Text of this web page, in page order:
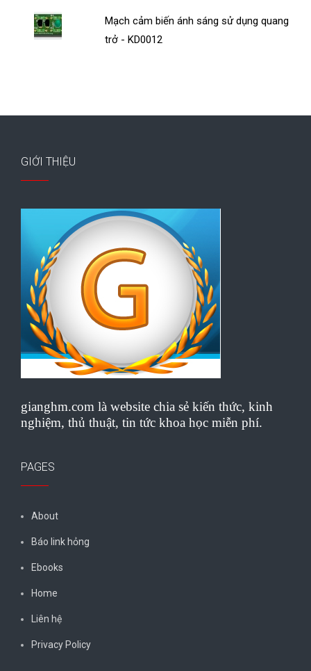
Mạch cảm biến ánh sáng sử dụng quang
trở - KD0012
GIỚI THIỆU
gianghm.com là website chia sẻ kiến thức, kinh
nghiệm, thủ thuật, tin tức khoa học miễn phí.
PAGES
About
Báo link hỏng
Ebooks
Home
Liên hệ
Privacy Policy